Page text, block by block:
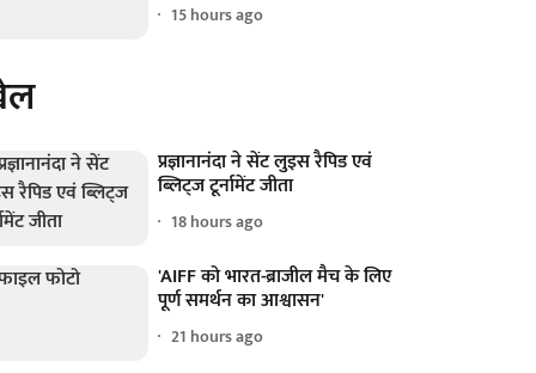
15 hours ago
प्रज्ञानानंदा ने सेंट लुइस रैपिड एवं
ब्लिट्ज टूर्नामेंट जीता
18 hours ago
'AIFF को भारत-ब्राजील मैच के लिए
पूर्ण समर्थन का आश्वासन'
21 hours ago